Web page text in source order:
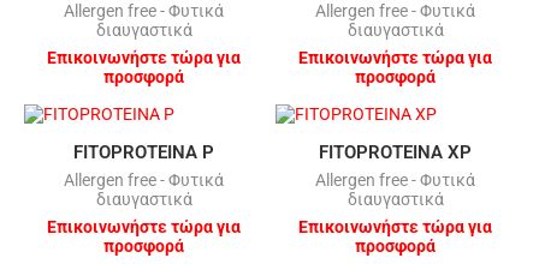
Allergen free - Φυτικά
διαυγαστικά
Επικοινωνήστε τώρα για
προσφορά
Allergen free - Φυτικά
διαυγαστικά
Επικοινωνήστε τώρα για
προσφορά
FITOPROTEINA P
Allergen free - Φυτικά
διαυγαστικά
Επικοινωνήστε τώρα για
προσφορά
FITOPROTEINA XP
Allergen free - Φυτικά
διαυγαστικά
Επικοινωνήστε τώρα για
προσφορά